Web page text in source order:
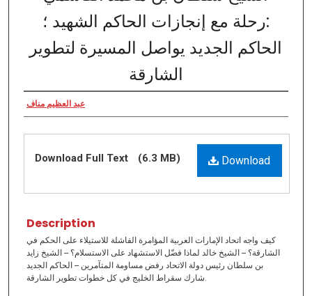
:رحلة مع إنجازات الحاكم الشهيد ؛
الحاكم الجديد يواصل المسيرة لتطوير
الشارقة
عبد العظيم مناف
Download
Download Full Text (6.3 MB)
Description
كيف واجه اتحاد الإمارات العربية المؤامرة الفاشلة للاستيلاء على الحكم في
الشارقة؟ -- الشيخ خالد لماذا فضّل الاستشهاد على الاستسلام؟ -- الشيخ زايد
بن سلطان رئيس دولة الاتحاد رفض مساومة المتآمرين -- الحاكم الجديد